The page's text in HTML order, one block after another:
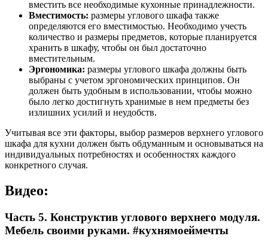
вместить все необходимые кухонные принадлежности.
Вместимость: размеры углового шкафа также
определяются его вместимостью. Необходимо учесть
количество и размеры предметов, которые планируется
хранить в шкафу, чтобы он был достаточно
вместительным.
Эргономика: размеры углового шкафа должны быть
выбраны с учетом эргономических принципов. Он
должен быть удобным в использовании, чтобы можно
было легко достигнуть хранимые в нем предметы без
излишних усилий и неудобств.
Учитывая все эти факторы, выбор размеров верхнего углового
шкафа для кухни должен быть обдуманным и основываться на
индивидуальных потребностях и особенностях каждого
конкретного случая.
Видео:
Часть 5. Конструктив углового верхнего модуля.
Мебель своими руками. #кухнямоеймечты